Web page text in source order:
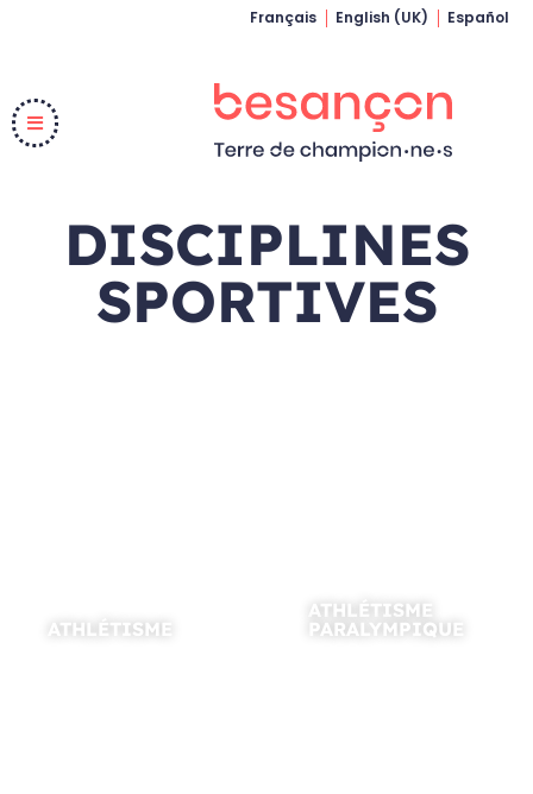
Français English (UK) Español
DISCIPLINES
SPORTIVES
ATHLÉTISME
ATHLÉTISME
PARALYMPIQUE